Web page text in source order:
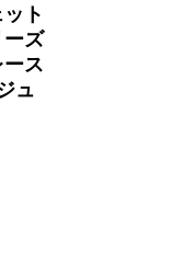
ト
ズ
ス
ュ